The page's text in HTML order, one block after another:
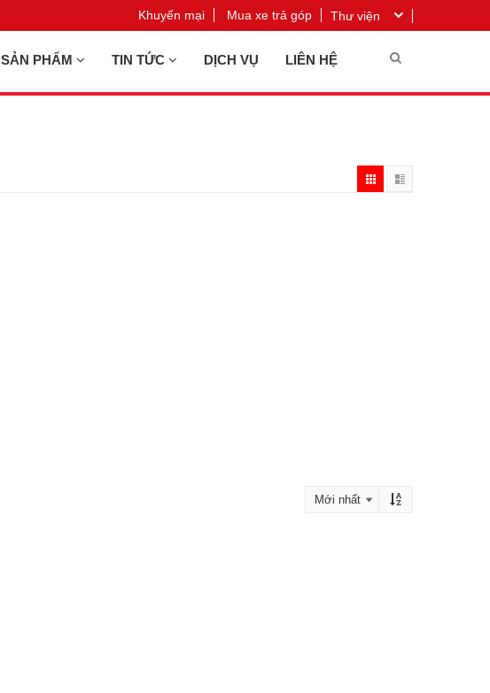
Thư viện
Khuyến mại Mua xe trả góp
SẢN PHẨM TIN TỨC DỊCH VỤ LIÊN HỆ